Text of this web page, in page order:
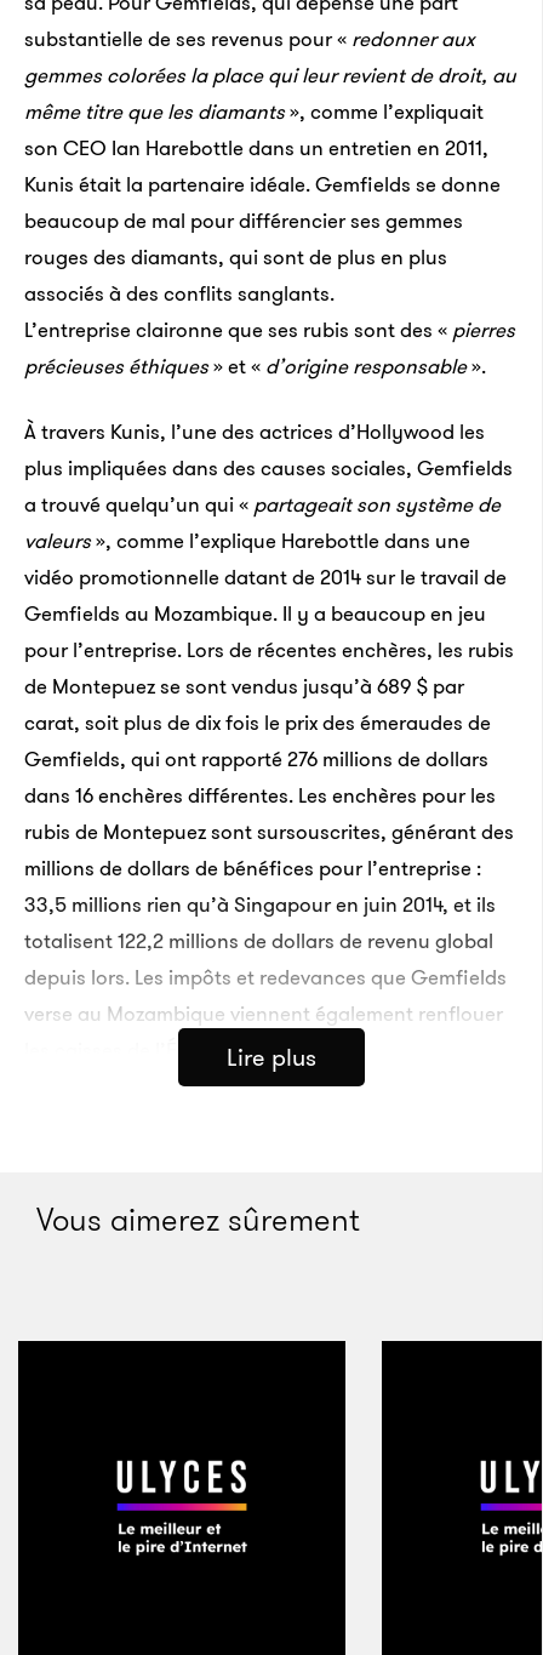
substantielle de ses revenus pour « redonner aux
gemmes colorées la place qui leur revient de droit, au
même titre que les diamants», comme l’expliquait
son CEO Ian Harebottle dans un entretien en 2011,
Kunis était la partenaire idéale. Gemfields se donne
beaucoup de mal pour différencier ses gemmes
rouges des diamants, qui sont de plus en plus
associés à des conflits sanglants.
L’entreprise claironne que ses rubis sont des « pierres
précieuses éthiques» et « d’origine responsable».
À travers Kunis, l’une des actrices d’Hollywood les
plus impliquées dans des causes sociales, Gemfields
a trouvé quelqu’un qui « partageait son système de
valeurs», comme l’explique Harebottle dans une
vidéo promotionnelle datant de 2014 sur le travail de
Gemfields au Mozambique. Il y a beaucoup en jeu
pour l’entreprise. Lors de récentes enchères, les rubis
de Montepuez se sont vendus jusqu’à 689 $ par
carat, soit plus de dix fois le prix des émeraudes de
Gemfields, qui ont rapporté 276 millions de dollars
dans 16 enchères différentes. Les enchères pour les
rubis de Montepuez sont sursouscrites, générant des
millions de dollars de bénéfices pour l’entreprise :
33,5 millions rien qu’à Singapour en juin 2014, et ils
totalisent 122,2 millions de dollars de revenu global
depuis lors. Les impôts et redevances que Gemfields
verse au Mozambique viennent également renflouer
Un bijou en forme d’aveu
Lire plus
Vous aimerez sûrement